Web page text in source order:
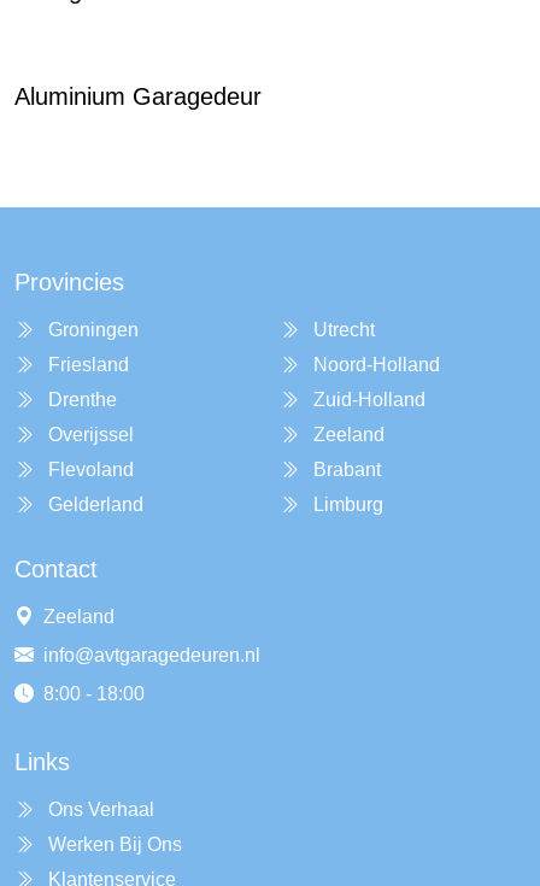
Aluminium Garagedeur
Provincies
Groningen
Friesland
Drenthe
Overijssel
Flevoland
Gelderland
Utrecht
Noord-Holland
Zuid-Holland
Zeeland
Brabant
Limburg
Contact
Zeeland
info@avtgaragedeuren.nl
8:00 - 18:00
Links
Ons Verhaal
Werken Bij Ons
Klantenservice